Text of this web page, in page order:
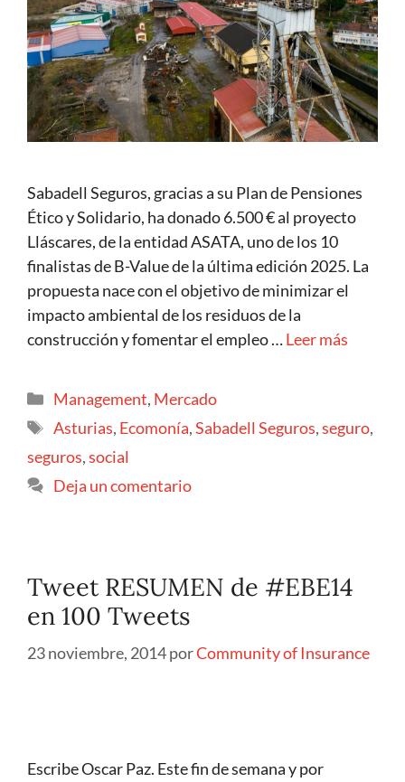
Sabadell Seguros, gracias a su Plan de Pensiones
Ético y Solidario, ha donado 6.500 € al proyecto
Lláscares, de la entidad ASATA, uno de los 10
finalistas de B-Value de la última edición 2025. La
propuesta nace con el objetivo de minimizar el
impacto ambiental de los residuos de la
construcción y fomentar el empleo …Leer más
Management, Mercado
Asturias, Ecomonía,Sabadell Seguros,seguro,
seguros,social
Deja un comentario
Tweet RESUMEN de #EBE14
en 100 Tweets
23 noviembre, 2014porCommunity of Insurance
Escribe Oscar Paz. Este fin de semana y por